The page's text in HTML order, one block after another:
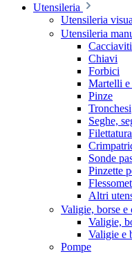
Utensileria
Utensileria
Utensileria
Cacciaviti
Chiavi
Forbici
Martelli e
Pinze
Tronchesi
Seghe,
Filettatura
Sonde
Pinzette
Altri
Valigie, borse e
Valigie,
Valigie e
Pompe